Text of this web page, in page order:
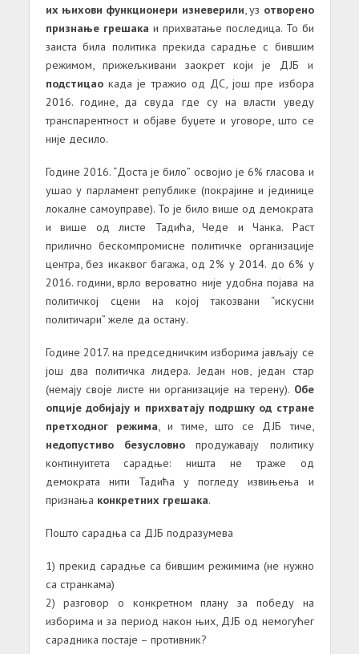
их њихови функционери изневерили, уз отворено
признање грешака и прихватање последица. То би
заиста била политика прекида сарадње с бившим
режимом, прижељкивани заокрет који је ДЈБ и
подстицао када је тражио од ДС, још пре избора
2016. године, да свуда где су на власти уведу
транспарентност и објаве буџете и уговоре, што се
није десило.
Године 2016. “Доста је било” освојио је 6% гласова и
ушао у парламент републике (покрајине и јединице
локалне самоуправе). То је било више од демократа
и више од листе Тадића, Чеде и Чанка. Раст
прилично бескомпромисне политичке организације
центра, без икаквог багажа, од 2% у 2014. до 6% у
2016. години, врло вероватно није удобна појава на
политичкој сцени на којој такозвани “искусни
политичари” желе да остану.
Године 2017. на председничким изборима јављају се
још два политичка лидера. Један нов, један стар
(немају своје листе ни организације на терену). Обе
опције добијају и прихватају подршку од стране
претходног режима, и тиме, што се ДЈБ тиче,
недопустиво безусловнопродужавају политику
континуитета сарадње: ништа не траже од
демократа нити Тадића у погледу извињења и
признања конкретних грешака.
Пошто сарадња са ДЈБ подразумева
1) прекид сарадње са бившим режимима (не нужно
са странкама)
2) разговор о конкретном плану за победу на
изборима и за период након њих, ДЈБ од немогућег
сарадника постаје – противник?